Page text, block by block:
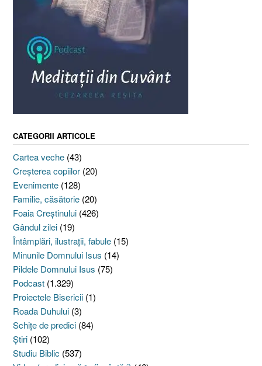
CATEGORII ARTICOLE
Cartea veche (43)
Creşterea copiilor (20)
Evenimente (128)
Familie, căsătorie (20)
Foaia Creştinului (426)
Gândul zilei (19)
Întâmplări, ilustraţii, fabule (15)
Minunile Domnului Isus (14)
Pildele Domnului Isus (75)
Podcast (1.329)
Proiectele Bisericii (1)
Roada Duhului (3)
Schiţe de predici (84)
Ştiri (102)
Studiu Biblic (537)